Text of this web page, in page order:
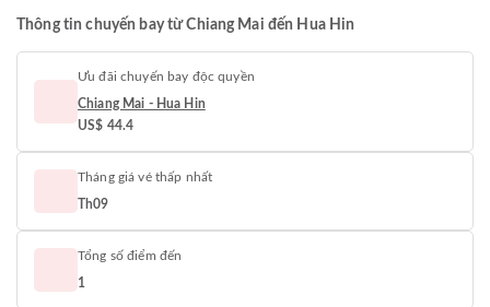
Thông tin chuyến bay từ Chiang Mai đến Hua Hin
Ưu đãi chuyến bay độc quyền
Chiang Mai - Hua Hin
US$ 44.4
Tháng giá vé thấp nhất
Th09
Tổng số điểm đến
1